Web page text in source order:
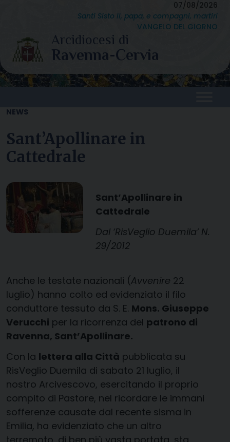
content
07/08/2026
Santi Sisto II, papa, e compagni, martiri
VANGELO DEL GIORNO
NEWS
Sant’Apollinare in
Cattedrale
Sant’Apollinare in
Cattedrale
Dal ‘RisVeglio Duemila’ N.
29/2012
Anche le testate nazionali (Avvenire 22
luglio) hanno colto ed evidenziato il filo
conduttore tessuto da S. E. Mons. Giuseppe
Verucchi per la ricorrenza del patrono di
Ravenna, Sant’Apollinare.
Con la lettera alla Città pubblicata su
RisVeglio Duemila di sabato 21 luglio, il
nostro Arcivescovo, esercitando il proprio
compito di Pastore, nel ricordare le immani
sofferenze causate dal recente sisma in
Emilia, ha evidenziato che un altro